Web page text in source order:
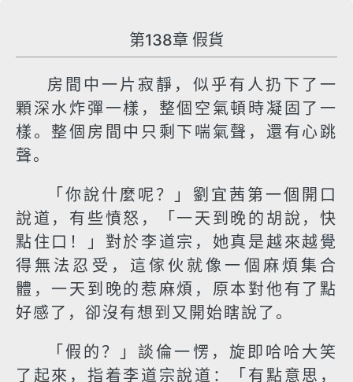
第138章 假貨
房間中一片寂靜，似乎有人扔下了一
顆深水炸彈一樣，整個空氣頓時凝固了一
樣。整個房間中只剩下喘氣聲，還有心跳
聲。
「你說什麼呢？」劉宜茜第一個開口
說道，有些憤怒，「一天到晚的胡說，快
點住口！」對於李道宗，她真是越來越覺
得無法忍受，這傢伙就像一個麻煩集合
體，一天到晚的惹麻煩，原本對他有了點
好感了，卻沒有想到又開始瞎說了。
「假的？」談倫一愣，旋即哈哈大笑
了起來，指着李道宗說道：「有點意思，